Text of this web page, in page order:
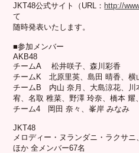
JKT48公式サイト（ URL ： http://
て
随時発表いたします。
■参加メンバー
AKB48
チームA
松井咲子、森川彩香
チームK 北原里英、島田 晴香、横
チームB 内山 奈月、大島涼花、川
宥、名取 稚菜、野澤 玲奈、橋本 耀
チーム4 岡田 奈々、峯岸 みなみ
JKT48
メロディー・ヌランダニ・ラクサ
ほか 全メンバー67名